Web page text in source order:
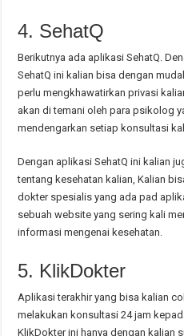
4. SehatQ
Berikutnya ada aplikasi SehatQ.
SehatQ ini kalian bisa dengan
perlu mengkhawatirkan privasi
akan di temani oleh para psikolog
mendengarkan setiap konsultasi
Dengan aplikasi SehatQ ini kalian
tentang kesehatan kalian, Kalian
dokter spesialis yang ada pad
sebuah website yang sering kali
informasi mengenai kesehatan.
5. KlikDokter
Aplikasi terakhir yang bisa kalian
melakukan konsultasi 24 jam
KlikDokter ini hanya dengan kalian